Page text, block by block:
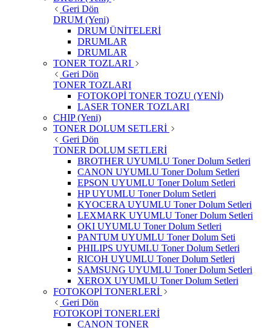
Geri Dön
DRUM (Yeni)
DRUM ÜNİTELERİ
DRUMLAR
DRUMLAR
TONER TOZLARI
Geri Dön
TONER TOZLARI
FOTOKOPİ TONER TOZU (YENİ)
LASER TONER TOZLARI
CHIP (Yeni)
TONER DOLUM SETLERİ
Geri Dön
TONER DOLUM SETLERİ
BROTHER UYUMLU Toner Dolum Setleri
CANON UYUMLU Toner Dolum Setleri
EPSON UYUMLU Toner Dolum Setleri
HP UYUMLU Toner Dolum Setleri
KYOCERA UYUMLU Toner Dolum Setleri
LEXMARK UYUMLU Toner Dolum Setleri
OKI UYUMLU Toner Dolum Setleri
PANTUM UYUMLU Toner Dolum Seti
PHILIPS UYUMLU Toner Dolum Setleri
RICOH UYUMLU Toner Dolum Setleri
SAMSUNG UYUMLU Toner Dolum Setleri
XEROX UYUMLU Toner Dolum Setleri
FOTOKOPİ TONERLERİ
Geri Dön
FOTOKOPİ TONERLERİ
CANON TONER